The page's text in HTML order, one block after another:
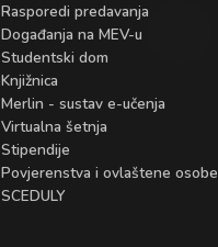
Rasporedi predavanja
Događanja na MEV-u
Studentski dom
Knjižnica
Merlin - sustav e-učenja
Virtualna šetnja
Stipendije
Povjerenstva i ovlaštene osobe
SCEDULY